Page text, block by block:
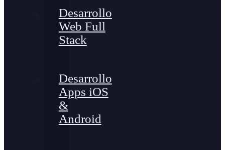
Desarrollo
Web Full
Stack
Desarrollo
Apps iOS
&
Android